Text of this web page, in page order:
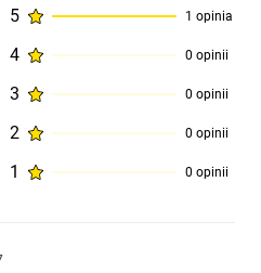
5 1 opinia
4 0 opinii
3 0 opinii
2 0 opinii
1 0 opinii